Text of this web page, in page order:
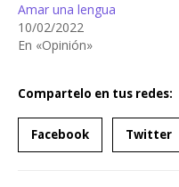
Amar una lengua
10/02/2022
En «Opinión»
Compartelo en tus redes:
Facebook Twitter